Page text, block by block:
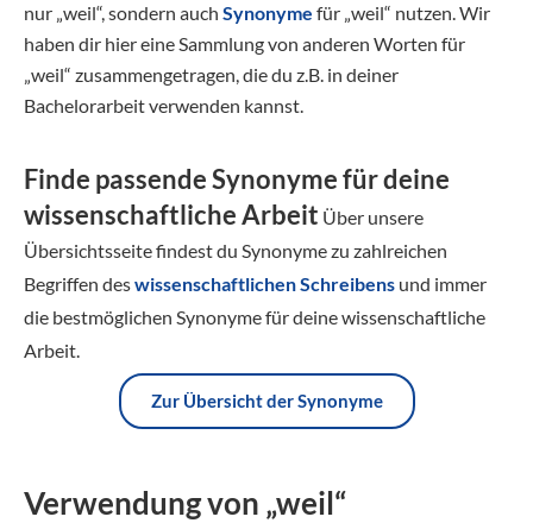
nur „weil“, sondern auch Synonyme für „weil“ nutzen. Wir
haben dir hier eine Sammlung von anderen Worten für
„weil“ zusammengetragen, die du z.B. in deiner
Bachelorarbeit verwenden kannst.
Finde passende Synonyme für deine
wissenschaftliche Arbeit Über unsere
Übersichtsseite findest du Synonyme zu zahlreichen
Begriffen deswissenschaftlichen Schreibens und immer
die bestmöglichen Synonyme für deine wissenschaftliche
Arbeit.
Zur Übersicht der Synonyme
Verwendung von „weil“